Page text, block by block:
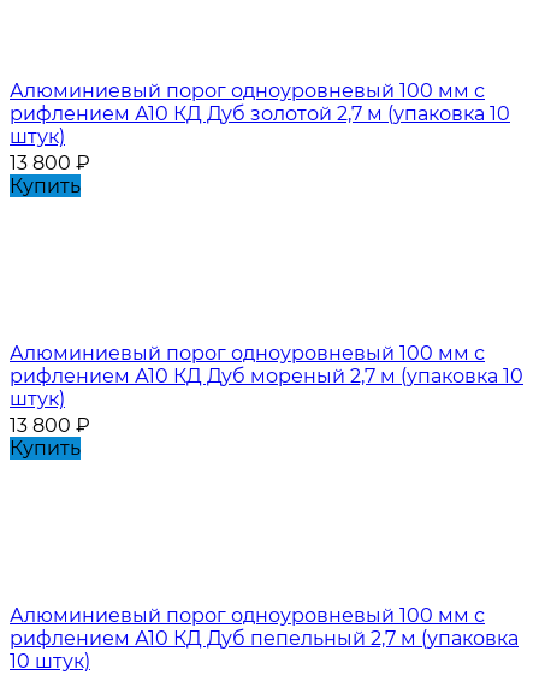
Алюминиевый порог одноуровневый 100 мм с
рифлением А10 КД Дуб золотой 2,7 м (упаковка 10
штук)
13 800 ₽
Купить
Алюминиевый порог одноуровневый 100 мм с
рифлением А10 КД Дуб мореный 2,7 м (упаковка 10
штук)
13 800 ₽
Купить
Алюминиевый порог одноуровневый 100 мм с
рифлением А10 КД Дуб пепельный 2,7 м (упаковка
10 штук)